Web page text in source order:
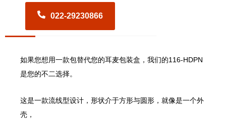
022-29230866
如果您想用一款包替代您的耳麦包装盒，我们的116-HDPN
是您的不二选择。
这是一款流线型设计，形状介于方形与圆形，就像是一个外
壳，